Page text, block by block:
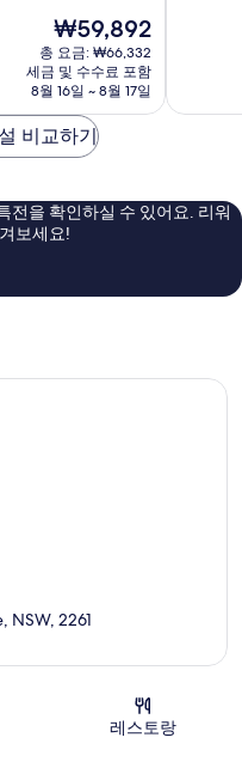
현
재
요
금
₩59,892
₩59,892
총 요금: ₩66,332
세금 및 수수료 포함
8월 16일 ~ 8월 17일
트
The
매
요,
이
비교하기
전을 확인하실 수 있어요. 리워
보세요!
NSW, 2261
레스토랑